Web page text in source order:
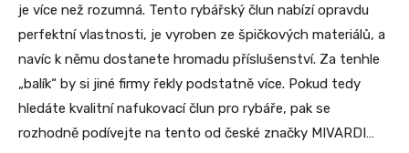
je více než rozumná. Tento rybářský člun nabízí opravdu
perfektní vlastnosti, je vyroben ze špičkových materiálů, a
navíc k němu dostanete hromadu příslušenství. Za tenhle
„balík“ by si jiné firmy řekly podstatně více. Pokud tedy
hledáte kvalitní nafukovací člun pro rybáře, pak se
rozhodně podívejte na tento od české značky MIVARDI…